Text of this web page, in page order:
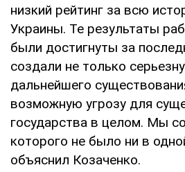
низкий рейтинг за всю
Украины. Те результаты
были достигнуты за
создали не только
дальнейшего
возможную угрозу для
государства в целом. Мы
которого не было ни в
объяснил Козаченко.